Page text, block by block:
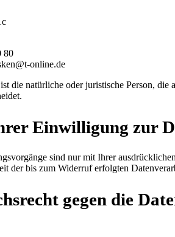
80
online.de
die natürliche oder juristische Person,
Einwilligung zur
sind nur mit Ihrer
der bis zum Widerruf erfolgten
gegen die